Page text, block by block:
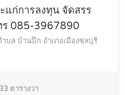
แก่การลงทุน จัดสรร
ร 085-3967890
บล บ้านปึก อำเภอเมืองชลบุรี
33 ตารางวา